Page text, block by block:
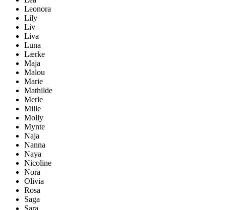
Leonora
Lily
Liv
Liva
Luna
Lærke
Maja
Malou
Marie
Mathilde
Merle
Mille
Molly
Mynte
Naja
Nanna
Naya
Nicoline
Nora
Olivia
Rosa
Saga
Sara